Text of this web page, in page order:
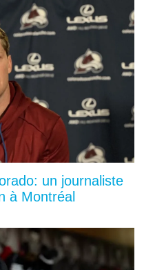
un journaliste
à Montréal